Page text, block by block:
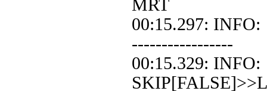
MRT
00:15.297:
-----------------
00:15.329: